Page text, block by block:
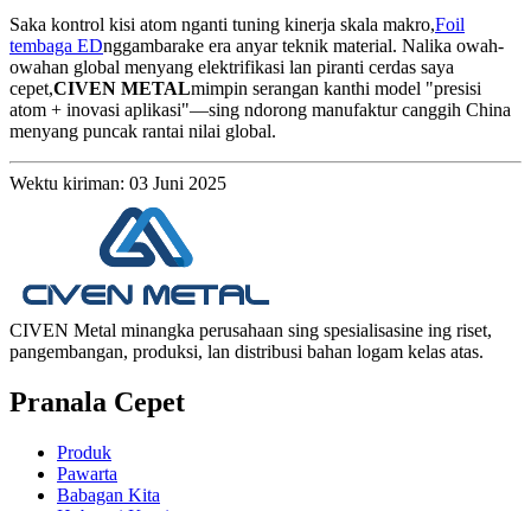
Saka kontrol kisi atom nganti tuning kinerja skala makro,Foil
tembaga EDnggambarake era anyar teknik material. Nalika owah-
owahan global menyang elektrifikasi lan piranti cerdas saya
cepet,CIVEN METALmimpin serangan kanthi model "presisi
atom + inovasi aplikasi"—sing ndorong manufaktur canggih China
menyang puncak rantai nilai global.
Wektu kiriman: 03 Juni 2025
CIVEN Metal minangka perusahaan sing spesialisasine ing riset,
pangembangan, produksi, lan distribusi bahan logam kelas atas.
Pranala Cepet
Produk
Pawarta
Babagan Kita